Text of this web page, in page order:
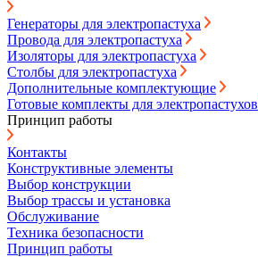
Генераторы для электропастуха
Провода для электропастуха
Изоляторы для электропастуха
Столбы для электропастуха
Дополнительные комплектующие
Готовые комплекты для электропастухов
Принцип работы
Контакты
Конструктивные элементы
Выбор конструкции
Выбор трассы и установка
Обслуживание
Техника безопасности
Принцип работы